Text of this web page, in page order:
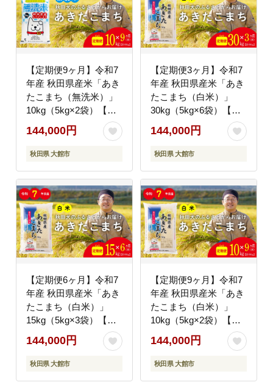
【定期便9ヶ月】令和7
年産 秋田県産米「あき
たこまち（無洗米）」
10kg（5kg×2袋）【真
正ファーム】
144,000円
秋田県 大館市
【定期便3ヶ月】令和7
年産 秋田県産米「あき
たこまち（白米）」
30kg（5kg×6袋）【真
正ファーム】
144,000円
秋田県 大館市
【定期便6ヶ月】令和7
年産 秋田県産米「あき
たこまち（白米）」
15kg（5kg×3袋）【真
正ファーム】
144,000円
秋田県 大館市
【定期便9ヶ月】令和7
年産 秋田県産米「あき
たこまち（白米）」
10kg（5kg×2袋）【真
正ファーム】
144,000円
秋田県 大館市